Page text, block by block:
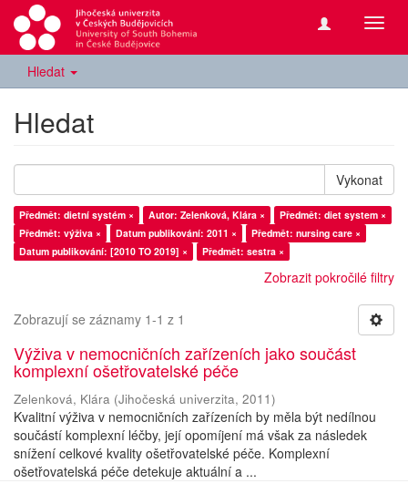
Hledat
Hledat
Vykonat
Předmět: dietní systém × Autor: Zelenková, Klára ×
Předmět: diet system ×
Předmět: výživa ×
Datum publikování: 2011 ×
Předmět: nursing care ×
Datum publikování: [2010 TO 2019] ×
Předmět: sestra ×
Zobrazit pokročilé filtry
Zobrazují se záznamy 1-1 z 1
Výživa v nemocničních zařízeních jako součást
komplexní ošetřovatelské péče
Zelenková, Klára (Jihočeská univerzita, 2011)
Kvalitní výživa v nemocničních zařízeních by měla být nedílnou
součástí komplexní léčby, její opomíjení má však za následek
snížení celkové kvality ošetřovatelské péče. Komplexní
ošetřovatelská péče detekuje aktuální a ...